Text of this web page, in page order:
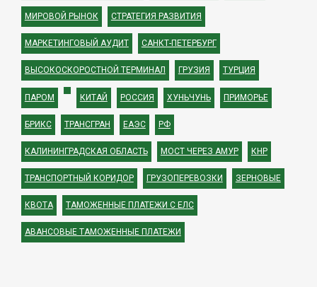
МИРОВОЙ РЫНОК СТРАТЕГИЯ РАЗВИТИЯ
МАРКЕТИНГОВЫЙ АУДИТ САНКТ-ПЕТЕРБУРГ
ВЫСОКОСКОРОСТНОЙ ТЕРМИНАЛ ГРУЗИЯ ТУРЦИЯ
ПАРОМ КИТАЙ РОССИЯ ХУНЬЧУНЬ ПРИМОРЬЕ
БРИКС ТРАНСГРАН ЕАЭС РФ
КАЛИНИНГРАДСКАЯ ОБЛАСТЬ МОСТ ЧЕРЕЗ АМУР КНР
ТРАНСПОРТНЫЙ КОРИДОР ГРУЗОПЕРЕВОЗКИ ЗЕРНОВЫЕ
КВОТА ТАМОЖЕННЫЕ ПЛАТЕЖИ С ЕЛС
АВАНСОВЫЕ ТАМОЖЕННЫЕ ПЛАТЕЖИ